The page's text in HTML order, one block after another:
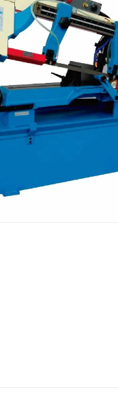
6.
esmeriladora
7.
lenox
8.
ecoklean
10. ke500